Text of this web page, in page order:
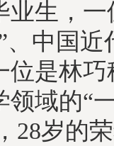
业生，
、中国
位是林
域的“
岁的荣